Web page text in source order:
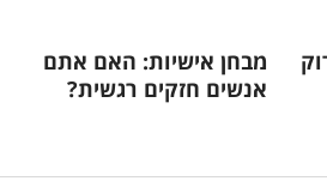
מבחן אישיות: האם אתם
אנשים חזקים רגשית?